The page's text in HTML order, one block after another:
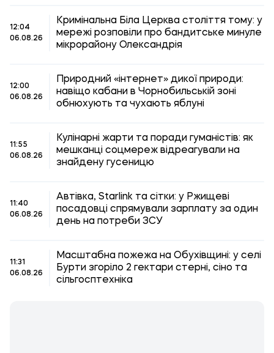
12:04
06.08.26
Кримінальна Біла Церква століття тому: у
мережі розповіли про бандитське минуле
мікрорайону Олександрія
12:00
06.08.26
Природний «інтернет» дикої природи:
навіщо кабани в Чорнобильській зоні
обнюхують та чухають яблуні
11:55
06.08.26
Кулінарні жарти та поради гуманістів: як
мешканці соцмереж відреагували на
знайдену гусеницю
11:40
06.08.26
Автівка, Starlink та сітки: у Ржищеві
посадовці спрямували зарплату за один
день на потреби ЗСУ
11:31
06.08.26
Масштабна пожежа на Обухівщині: у селі
Бурти згоріло 2 гектари стерні, сіно та
сільгосптехніка